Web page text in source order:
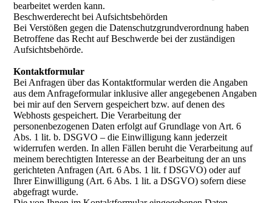
bearbeitet werden kann.
Beschwerderecht bei Aufsichtsbehörden
Bei Verstößen gegen die Datenschutzgrundverordnung haben
Betroffene das Recht auf Beschwerde bei der zuständigen
Aufsichtsbehörde.
Kontaktformular
Bei Anfragen über das Kontaktformular werden die Angaben
aus dem Anfrageformular inklusive aller angegebenen Angaben
bei mir auf den Servern gespeichert bzw. auf denen des
Webhosts gespeichert. Die Verarbeitung der
personenbezogenen Daten erfolgt auf Grundlage von Art. 6
Abs. 1 lit. b. DSGVO – die Einwilligung kann jederzeit
widerrufen werden. In allen Fällen beruht die Verarbeitung auf
meinem berechtigten Interesse an der Bearbeitung der an uns
gerichteten Anfragen (Art. 6 Abs. 1 lit. f DSGVO) oder auf
Ihrer Einwilligung (Art. 6 Abs. 1 lit. a DSGVO) sofern diese
abgefragt wurde.